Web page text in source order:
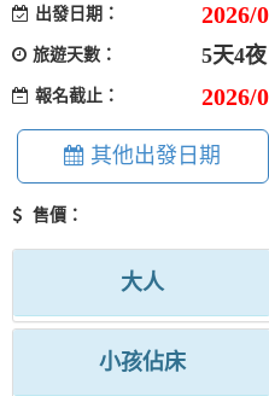
出發日期： 2026/
旅遊天數： 5天4夜
報名截止： 2026/
其他出發日期
售價：
大人
小孩佔床